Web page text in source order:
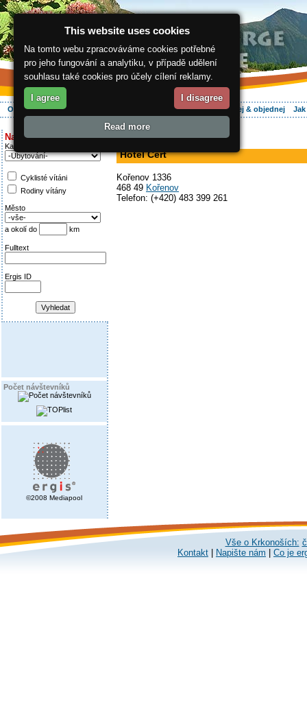
O regionu Aktivně Ubytování Hledej & objednej
Najděte si:
Kategorie
Cyklisté vítáni
Rodiny vítány
Město
a okolí do km
Fulltext
Ergis ID
Počet návštevníků
©2008 Mediapool
ergis.cz>
Hotel Čert
Kořenov 1336
468 49 Kořenov
Telefon: (+420) 483 399 261
Vše o Krkonoších:
Kontakt
Napište nám Co je
This website uses cookies
Na tomto webu zpracováváme cookies potřebné
pro jeho fungování a analytiku, v případě udělení
souhlasu také cookies pro účely cílení reklamy.
I agree I disagree
Read more